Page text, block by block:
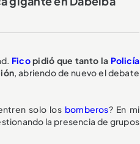
Ficopidió que tanto la Policía
, abriendo de nuevo el debate
solo los bomberos? En mi
la presencia de grupos